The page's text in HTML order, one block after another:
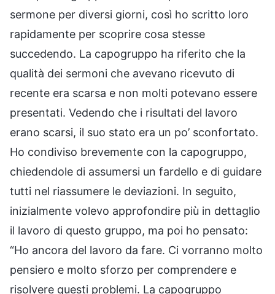
sermone per diversi giorni, così ho scritto loro
rapidamente per scoprire cosa stesse
succedendo. La capogruppo ha riferito che la
qualità dei sermoni che avevano ricevuto di
recente era scarsa e non molti potevano essere
presentati. Vedendo che i risultati del lavoro
erano scarsi, il suo stato era un po’ sconfortato.
Ho condiviso brevemente con la capogruppo,
chiedendole di assumersi un fardello e di guidare
tutti nel riassumere le deviazioni. In seguito,
inizialmente volevo approfondire più in dettaglio
il lavoro di questo gruppo, ma poi ho pensato:
“Ho ancora del lavoro da fare. Ci vorranno molto
pensiero e molto sforzo per comprendere e
risolvere questi problemi. La capogruppo